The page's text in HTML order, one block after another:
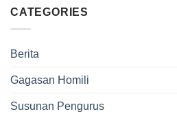
CATEGORIES
Berita
Gagasan Homili
Susunan Pengurus